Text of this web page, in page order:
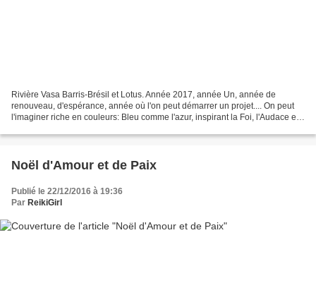
Rivière Vasa Barris-Brésil et Lotus. Année 2017, année Un, année de
renouveau, d'espérance, année où l'on peut démarrer un projet.... On peut
l'imaginer riche en couleurs: Bleu comme l'azur, inspirant la Foi, l'Audace et
Noël d'Amour et de Paix
Publié le 22/12/2016 à 19:36
Par ReikiGirl